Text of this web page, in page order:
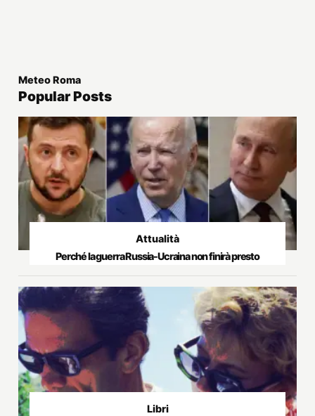
Meteo Roma
Popular Posts
Attualità
Perché la guerra Russia-Ucraina non finirà presto
Libri